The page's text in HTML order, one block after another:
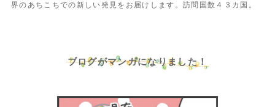
界のあちこちでの新しい発見をお届けします。訪問国数４３カ国。
ブログがマンガになりました！